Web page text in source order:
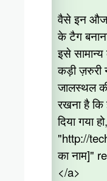
वैसे इन
के टैग
इसे
कड़ी ज़रुरी
जालस्थल
रखना है
दिया गया
"http://
का नाम]"
</a>